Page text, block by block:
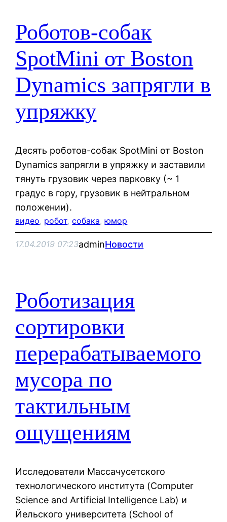
Роботов-собак
SpotMini от Boston
Dynamics запрягли в
упряжку
Десять роботов-собак SpotMini от Boston
Dynamics запрягли в упряжку и заставили
тянуть грузовик через парковку (~ 1
градус в гору, грузовик в нейтральном
положении).
видео, робот, собака, юмор
17.04.2019 07:23adminНовости
Роботизация
сортировки
перерабатываемого
мусора по
тактильным
ощущениям
Исследователи Массачусетского
технологического института (Computer
Science and Artificial Intelligence Lab) и
Йельского университета (School of